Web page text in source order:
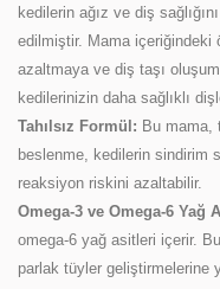
kedilerin ağız ve diş
edilmiştir. Mama içeriğindeki
azaltmaya ve diş taşı
kedilerinizin daha sağlıklı
Tahılsız Formül: Bu mama,
beslenme, kedilerin sindirim
reaksiyon riskini azaltabilir.
Omega-3 ve Omega-6 Yağ
omega-6 yağ asitleri içerir.
parlak tüyler geliştirmelerine